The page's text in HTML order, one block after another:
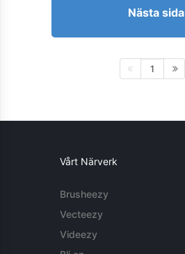
Nästa sida
1
Vårt Närverk
Brusheezy
Vecteezy
Videezy